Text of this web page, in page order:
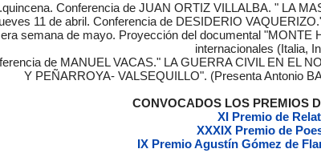
Conferencia de JUAN ORTIZ VILLALBA. " LA
11 de abril. Conferencia de DESIDERIO
semana de mayo. Proyección del documental
internacionales (Italia,
de MANUEL VACAS." LA GUERRA CIVIL EN EL
Y PEÑARROYA- VALSEQUILLO". (Presenta Antonio
CONVOCADOS LOS PREMIOS
XI Premio de
XXXIX Premio de
IX Premio Agustín Gómez de